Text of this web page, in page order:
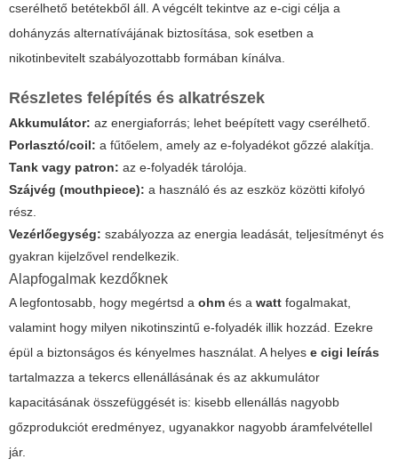
cserélhető betétekből áll. Avégcélt tekintve az e-cigi célja a
dohányzás alternatívájának biztosítása, sok esetben a
nikotinbevitelt szabályozottabb formában kínálva.
Részletes felépítés és alkatrészek
Akkumulátor: az energiaforrás; lehet beépített vagy cserélhető.
Porlasztó/coil: a fűtőelem, amely az e-folyadékot gőzzé alakítja.
Tank vagy patron: az e-folyadék tárolója.
Szájvég (mouthpiece): a használó és az eszköz közötti kifolyó
rész.
Vezérlőegység: szabályozza az energia leadását, teljesítményt és
gyakran kijelzővel rendelkezik.
Alapfogalmak kezdőknek
A legfontosabb, hogy megértsd a ohm és a watt fogalmakat,
valamint hogy milyen nikotinszintű e-folyadék illik hozzád. Ezekre
épül a biztonságos és kényelmes használat. A helyes e cigi leírás
tartalmazza a tekercs ellenállásának és az akkumulátor
kapacitásának összefüggését is: kisebb ellenállás nagyobb
gőzprodukciót eredményez, ugyanakkor nagyobb áramfelvétellel
jár.